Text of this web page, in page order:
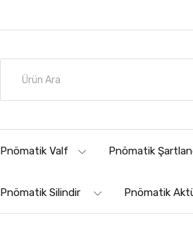
Pnömatik Valf Pnömatik
Pnömatik Silindir Pnömatik